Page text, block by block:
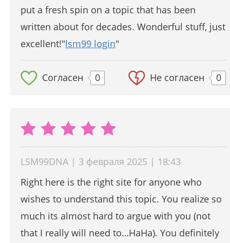
put a fresh spin on a topic that has been
written about for decades. Wonderful stuff, just
excellent!"lsm99 login"
Согласен 0 Не согласен 0
LSM99DNA | 3 февраля 2025 | 18:43
Right here is the right site for anyone who
wishes to understand this topic. You realize so
much its almost hard to argue with you (not
that I really will need to…HaHa). You definitely